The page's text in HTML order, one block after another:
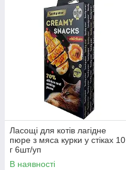
Ласощі для котів лагідне
пюре з мяса курки у стіках 10
г 6шт/уп
В наявності